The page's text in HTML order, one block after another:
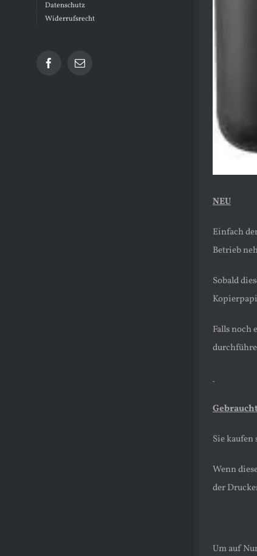
Datenschutz
Widerrufsrecht
Facebook
E-
NEU
Einfach
Betrieb
Sobald
Falls noch
Sie
Wenn
der
Um auf